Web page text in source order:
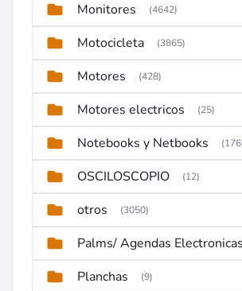
Monitores (4642)
Motocicleta (3865)
Motores (428)
Motores electricos (25)
Notebooks y Netbooks
OSCILOSCOPIO (12)
otros (3050)
Palms/ Agendas Electronicas
Planchas (9)